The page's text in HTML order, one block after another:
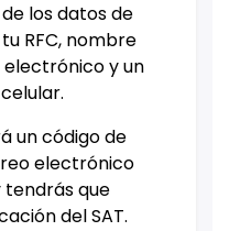
los datos de
RFC, nombre
y un
un código de
electrónico
que
del SAT.